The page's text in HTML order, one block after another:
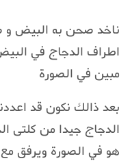
ناخد صحن به البيض و
اطراف الدجاج في
مبين في الصورة
بعد ذالك نكون قد
الدجاج جيدا من كلتى
هو في الصورة ويرفق